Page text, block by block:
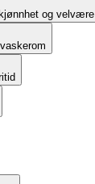
og velvære